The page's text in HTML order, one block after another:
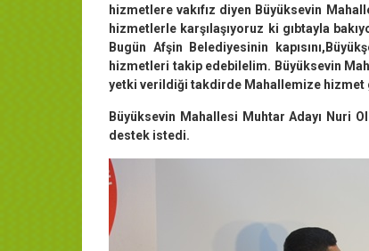
hizmetlere vakıfız diyen Büyüksevin
hizmetlerle karşılaşıyoruz ki gıbtayla
Bugün Afşin Belediyesinin
hizmetleri takip edebilelim. Büyüksevin
yetki verildiği takdirde Mahallemize hizmet
Büyüksevin Mahallesi Muhtar Adayı Nuri
destek istedi.